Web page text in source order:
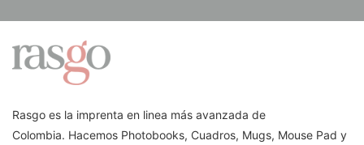
Rasgo es la imprenta en linea más avanzada de
Colombia. Hacemos Photobooks, Cuadros, Mugs, Mouse Pad y